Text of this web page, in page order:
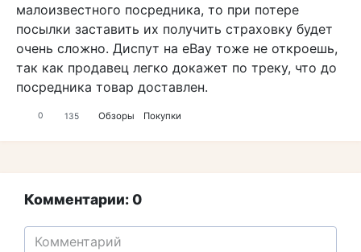
малоизвестного посредника, то при потере
посылки заставить их получить страховку будет
очень сложно. Диспут на eBay тоже не откроешь,
так как продавец легко докажет по треку, что до
посредника товар доставлен.
0 135 Обзоры Покупки
Комментарии: 0